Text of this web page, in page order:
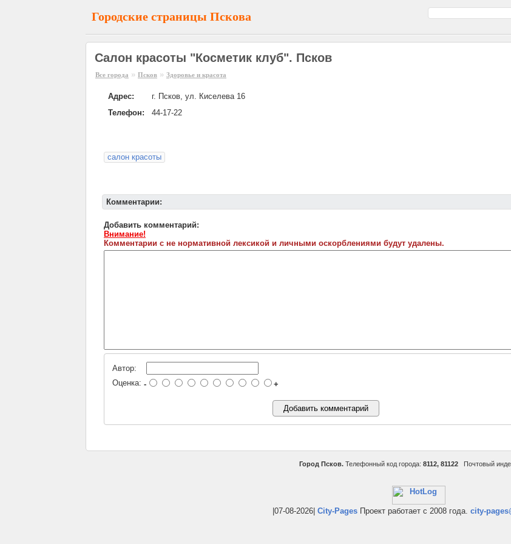
Городские страницы Пскова
Салон красоты "Косметик клуб". Псков
Все города » Псков » Здоровье и красота
Адрес:
г. Псков, ул. Киселева 16
Телефон:
44-17-22
салон красоты
Комментарии:
Добавить комментарий:
Внимание!
Комментарии с не нормативной лексикой и личными оскорблениями будут удалены.
Автор:
Оценка: - +
Город Псков. Телефонный код города: 8112, 81122 Почтовый
|07-08-2026| City-Pages Проект работает с 2008 года. city-